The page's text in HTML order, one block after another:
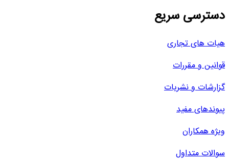
دسترسی سریع
هیات های تجاری
قوانین و مقررات
گزارشات و نشریات
پیوندهای مفید
ویژه همکاران
سوالات متداول